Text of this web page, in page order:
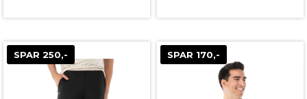
SPAR 250,- SPAR 170,-